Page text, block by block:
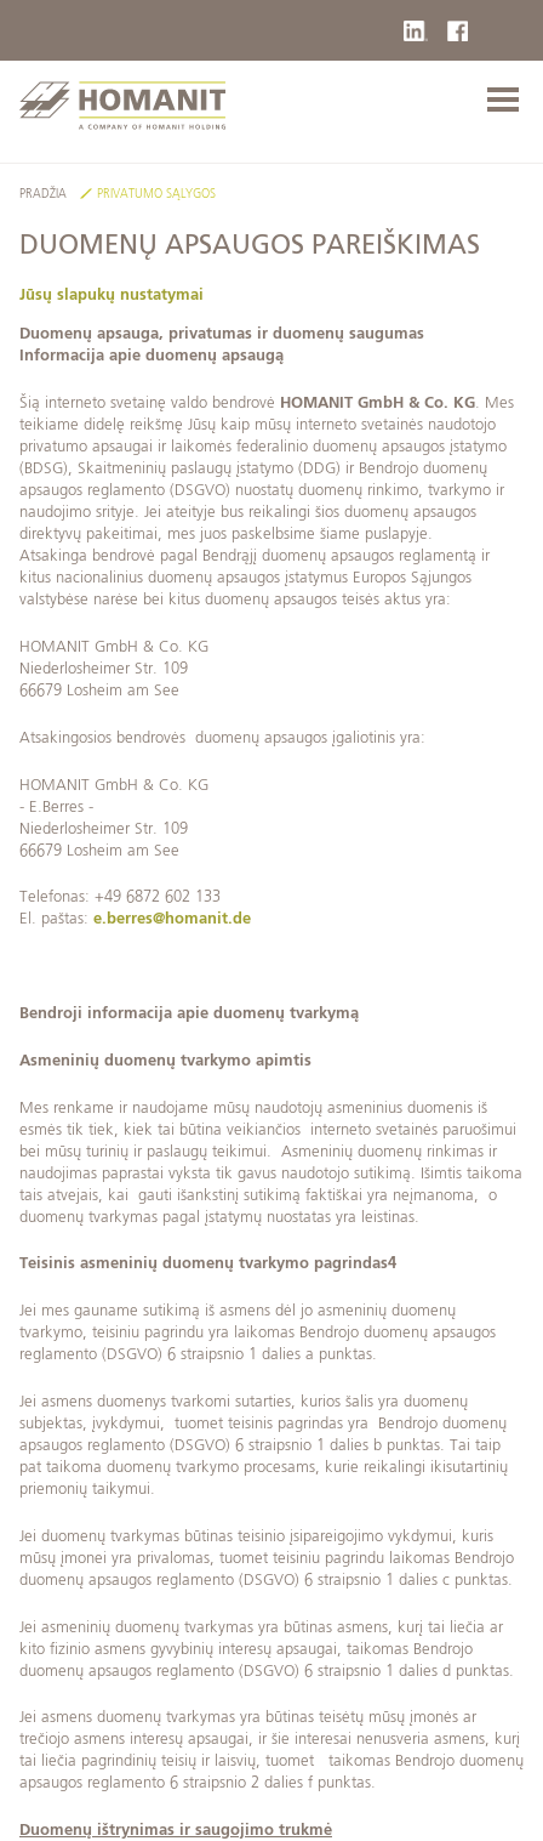
PRADŽIA PRIVATUMO SĄLYGOS
DUOMENŲ APSAUGOS PAREIŠKIMAS
Jūsų slapukų nustatymai
Duomenų apsauga, privatumas ir duomenų saugumas
Informacija apie duomenų apsaugą
Šią interneto svetainę valdo bendrovė HOMANIT GmbH & Co. KG. Mes
teikiame didelę reikšmę Jūsų kaip mūsų interneto svetainės naudotojo
privatumo apsaugai ir laikomės federalinio duomenų apsaugos įstatymo
(BDSG), Skaitmeninių paslaugų įstatymo (DDG) ir Bendrojo duomenų
apsaugos reglamento (DSGVO) nuostatų duomenų rinkimo, tvarkymo ir
naudojimo srityje. Jei ateityje bus reikalingi šios duomenų apsaugos
direktyvų pakeitimai, mes juos paskelbsime šiame puslapyje.
Atsakinga bendrovė pagal Bendrąjį duomenų apsaugos reglamentą ir
kitus nacionalinius duomenų apsaugos įstatymus Europos Sąjungos
valstybėse narėse bei kitus duomenų apsaugos teisės aktus yra:
HOMANIT GmbH & Co. KG
Niederlosheimer Str. 109
66679 Losheim am See
Atsakingosios bendrovės duomenų apsaugos įgaliotinis yra:
HOMANIT GmbH & Co. KG
- E.Berres -
Niederlosheimer Str. 109
66679 Losheim am See
Telefonas: +49 6872 602 133
El. paštas: e.berres@homanit.de
Bendroji informacija apie duomenų tvarkymą
Asmeninių duomenų tvarkymo apimtis
Mes renkame ir naudojame mūsų naudotojų asmeninius duomenis iš
esmės tik tiek, kiek tai būtina veikiančios interneto svetainės paruošimui
bei mūsų turinių ir paslaugų teikimui. Asmeninių duomenų rinkimas ir
naudojimas paprastai vyksta tik gavus naudotojo sutikimą. Išimtis taikoma
tais atvejais, kai gauti išankstinį sutikimą faktiškai yra neįmanoma, o
duomenų tvarkymas pagal įstatymų nuostatas yra leistinas.
Teisinis asmeninių duomenų tvarkymo pagrindas4
Jei mes gauname sutikimą iš asmens dėl jo asmeninių duomenų
tvarkymo, teisiniu pagrindu yra laikomas Bendrojo duomenų apsaugos
reglamento (DSGVO) 6 straipsnio 1 dalies a punktas.
Jei asmens duomenys tvarkomi sutarties, kurios šalis yra duomenų
subjektas, įvykdymui, tuomet teisinis pagrindas yra
Bendrojo duomenų
apsaugos reglamento (DSGVO) 6 straipsnio 1 dalies b punktas. Tai taip
pat taikoma duomenų tvarkymo procesams, kurie reikalingi ikisutartinių
priemonių taikymui.
Jei duomenų tvarkymas būtinas teisinio įsipareigojimo vykdymui, kuris
mūsų įmonei yra privalomas, tuomet teisiniu pagrindu laikomas Bendrojo
duomenų apsaugos reglamento (DSGVO) 6 straipsnio 1 dalies c punktas.
Jei asmeninių duomenų tvarkymas yra būtinas asmens, kurį tai liečia ar
kito fizinio asmens gyvybinių interesų apsaugai, taikomas Bendrojo
duomenų apsaugos reglamento (DSGVO) 6 straipsnio 1 dalies d punktas.
Jei asmens duomenų tvarkymas yra būtinas teisėtų mūsų įmonės ar
trečiojo asmens interesų apsaugai, ir šie interesai nenusveria asmens, kurį
tai liečia pagrindinių teisių ir laisvių, tuomet taikomas Bendrojo duomenų
apsaugos reglamento 6 straipsnio 2 dalies f punktas.
Duomenų ištrynimas ir saugojimo trukmė